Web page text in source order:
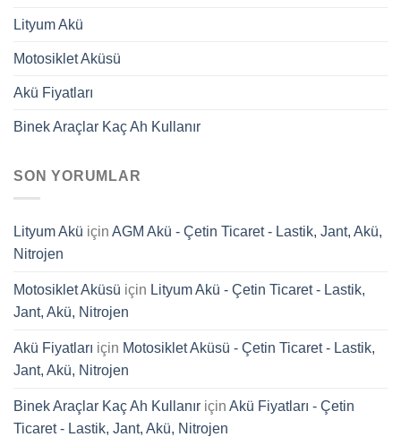
Lityum Akü
Motosiklet Aküsü
Akü Fiyatları
Binek Araçlar Kaç Ah Kullanır
SON YORUMLAR
Lityum Akü için AGM Akü - Çetin Ticaret - Lastik, Jant, Akü,
Nitrojen
Motosiklet Aküsü için Lityum Akü - Çetin Ticaret - Lastik,
Jant, Akü, Nitrojen
Akü Fiyatları için Motosiklet Aküsü - Çetin Ticaret - Lastik,
Jant, Akü, Nitrojen
Binek Araçlar Kaç Ah Kullanır için Akü Fiyatları - Çetin
Ticaret - Lastik, Jant, Akü, Nitrojen